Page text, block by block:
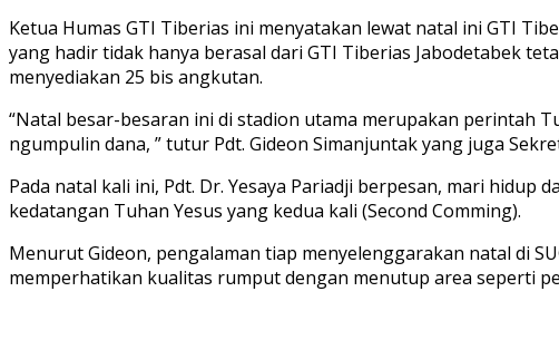
Ketua Humas GTI Tiberias ini menyatakan lewat natal ini GTI
yang hadir tidak hanya berasal dari GTI Tiberias Jabodetabek
menyediakan 25 bis angkutan.
“Natal besar-besaran ini di stadion utama merupakan perintah
ngumpulin dana, ” tutur Pdt. Gideon Simanjuntak yang juga
Pada natal kali ini, Pdt. Dr. Yesaya Pariadji berpesan, mari
kedatangan Tuhan Yesus yang kedua kali (Second Comming).
Menurut Gideon, pengalaman tiap menyelenggarakan natal di
memperhatikan kualitas rumput dengan menutup area seperti